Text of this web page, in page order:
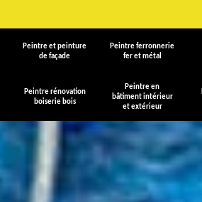
Peintre et peinture
de façade
Peintre ferronnerie
fer et métal
Peintre rénovation
boiserie bois
Peintre en
bâtiment intérieur
et extérieur